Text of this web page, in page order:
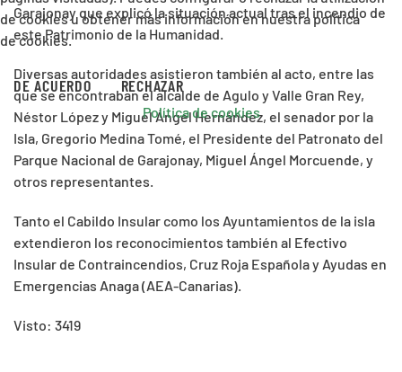
Garajonay que explicó la situación actual tras el incendio de
este Patrimonio de la Humanidad.
Diversas autoridades asistieron también al acto, entre las
que se encontraban el alcalde de Agulo y Valle Gran Rey,
Néstor López y Miguel Ángel Hernández, el senador por la
Isla, Gregorio Medina Tomé, el Presidente del Patronato del
Parque Nacional de Garajonay, Miguel Ángel Morcuende, y
otros representantes.
Tanto el Cabildo Insular como los Ayuntamientos de la isla
extendieron los reconocimientos también al Efectivo
Insular de Contraincendios, Cruz Roja Española y Ayudas en
Emergencias Anaga (AEA-Canarias).
Visto: 3419
de cookies u obtener más información en nuestra política
de cookies.
DE ACUERDO RECHAZAR
Política de cookies